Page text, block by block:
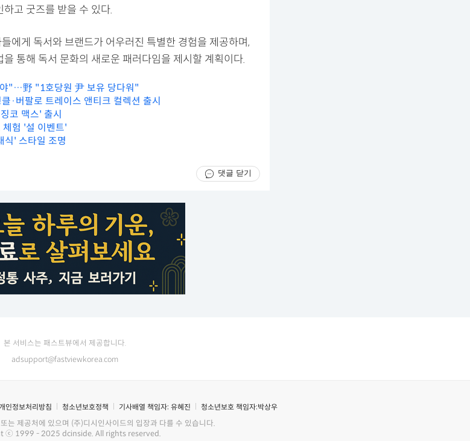
고 굿즈를 받을 수 있다.
에게 독서와 브랜드가 어우러진 특별한 경험을 제공하며,
통해 독서 문화의 새로운 패러다임을 제시할 계획이다.
"…野 "1호당원 尹 보유 당다워"
·버팔로 트레이스 앤티크 컬렉션 출시
코 맥스' 출시
체험 '설 이벤트'
식' 스타일 조명
댓글 닫기
본 서비스는 패스트뷰에서 제공합니다.
adsupport@fastviewkorea.com
개인정보처리방침 청소년보호정책 기사배열 책임자: 유혜진 청소년보호 책임자:박상우
는 제공처에 있으며 (주)디시인사이드의 입장과 다를 수 있습니다.
ⓒ 1999 - 2025 dcinside. All rights reserved.